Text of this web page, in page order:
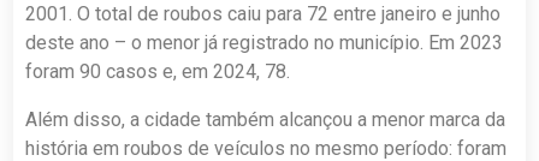
2001. O total de roubos caiu para 72 entre janeiro e junho
deste ano – o menor já registrado no município. Em 2023
foram 90 casos e, em 2024, 78.
Além disso, a cidade também alcançou a menor marca da
história em roubos de veículos no mesmo período: foram